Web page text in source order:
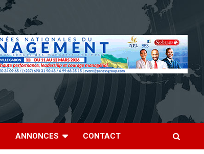
ANNONCES CONTACT